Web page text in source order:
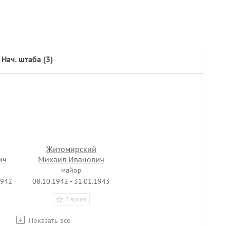
нач. штаба (3)
Показать все
Житомирский
Михаил Иванович
майор
08.10.1942 - 31.01.1943
В архив